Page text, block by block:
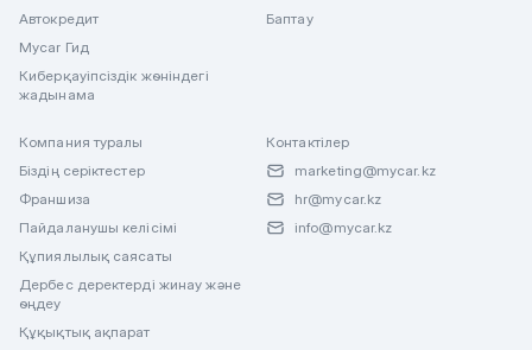
Автокредит
Mycar Гид
Киберқауіпсіздік жөніндегі
жадынама
Баптау
Компания туралы
Біздің серіктестер
Франшиза
Пайдаланушы келісімі
Құпиялылық саясаты
Дербес деректерді жинау және
өңдеу
Құқықтық ақпарат
Контактілер
marketing@mycar.kz
hr@mycar.kz
info@mycar.kz